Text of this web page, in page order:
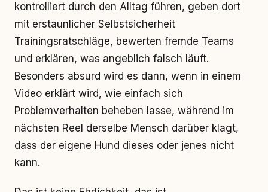
kontrolliert durch den Alltag führen, geben dort
mit erstaunlicher Selbstsicherheit
Trainingsratschläge, bewerten fremde Teams
und erklären, was angeblich falsch läuft.
Besonders absurd wird es dann, wenn in einem
Video erklärt wird, wie einfach sich
Problemverhalten beheben lasse, während im
nächsten Reel derselbe Mensch darüber klagt,
dass der eigene Hund dieses oder jenes nicht
kann.